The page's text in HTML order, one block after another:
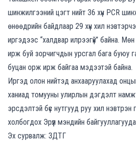
шинжилгээний цэгт нийт 36 хүн РСR
өнөөдрийн байдлаар 29 хүн хил
иргэдээс “халдвар илрээгүй” байна.
ирж буй зорчигчдын урсгал бага буюу
буцан орж ирж байгаа мэдээтэй байна.
Иргэд олон нийтэд анхааруулахад
ханиад томууны улирлын дэгдэлт
эрсдэлтэй бүс нутгууд руу хил нэвтрэн
холбогдох Эрүүл мэндийн
Эх сурвалж: ЗДТГ